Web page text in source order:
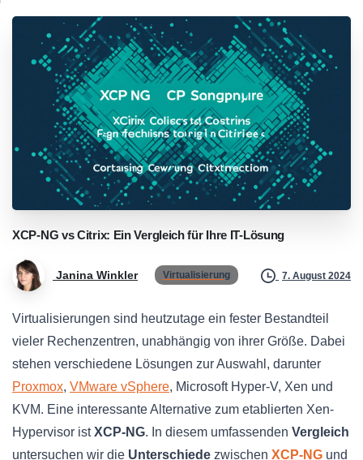
XCP-NG vs Citrix: Ein Vergleich für Ihre IT-Lösung
Janina Winkler Virtualisierung 7. August 2024
Virtualisierungen sind heutzutage ein fester Bestandteil
vieler Rechenzentren, unabhängig von ihrer Größe. Dabei
stehen verschiedene Lösungen zur Auswahl, darunter
Proxmox, VMware vSphere, Microsoft Hyper-V, Xen und
KVM. Eine interessante Alternative zum etablierten Xen-
Hypervisor istXCP-NG. In diesem umfassenden Vergleich
untersuchen wir die Unterschiede zwischen XCP-NG und